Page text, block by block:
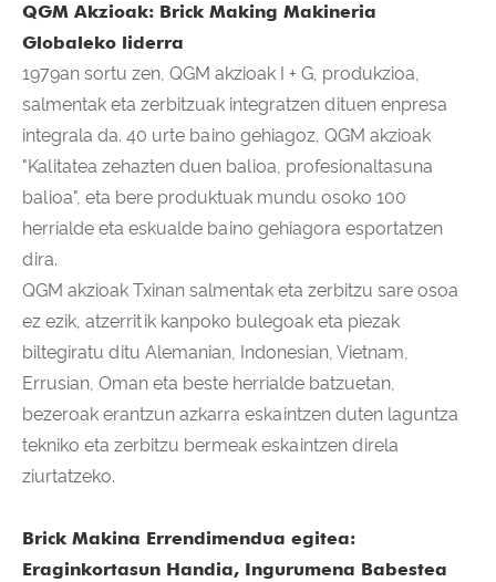
QGM Akzioak: Brick Making Makineria
Globaleko liderra
1979an sortu zen, QGM akzioak I + G, produkzioa,
salmentak eta zerbitzuak integratzen dituen enpresa
integrala da. 40 urte baino gehiagoz, QGM akzioak
"Kalitatea zehazten duen balioa, profesionaltasuna
balioa", eta bere produktuak mundu osoko 100
herrialde eta eskualde baino gehiagora esportatzen
dira.
QGM akzioak Txinan salmentak eta zerbitzu sare osoa
ez ezik, atzerritik kanpoko bulegoak eta piezak
biltegiratu ditu Alemanian, Indonesian, Vietnam,
Errusian, Oman eta beste herrialde batzuetan,
bezeroak erantzun azkarra eskaintzen duten laguntza
tekniko eta zerbitzu bermeak eskaintzen direla
ziurtatzeko.
Brick Makina Errendimendua egitea:
Eraginkortasun Handia, Ingurumena Babestea